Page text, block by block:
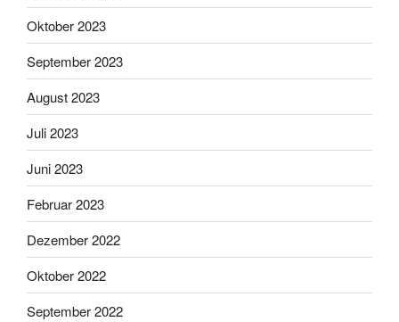
Oktober 2023
September 2023
August 2023
Juli 2023
Juni 2023
Februar 2023
Dezember 2022
Oktober 2022
September 2022